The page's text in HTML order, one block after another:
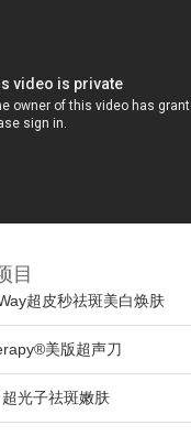
目
超皮秒祛斑美白焕肤
美版超声刀
光子祛斑嫩肤